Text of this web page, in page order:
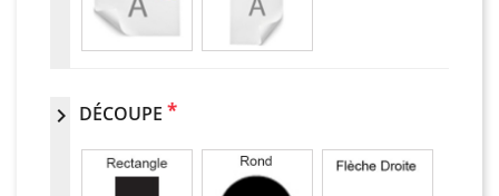
chevron_right DÉCOUPE *